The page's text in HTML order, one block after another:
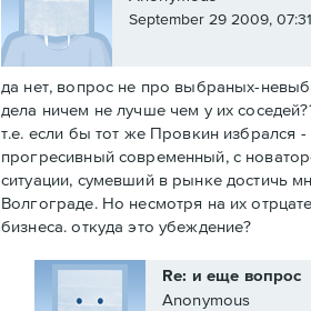
September 29 2009,
да нет, вопрос не про выбраных-
дела ничем не лучше чем у их
т.е. если бы тот же Провкин избрался
прогресивный современный, с
ситуации, сумевший в рынке достичь
Волгограде. Но несмотря на их
бизнеса. откуда это убеждение?
Re: и еще вопрос
Anonymous